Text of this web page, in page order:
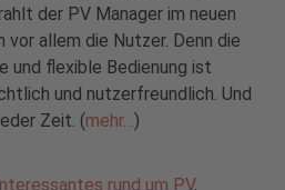
der PV Manager im neuen
vor allem die Nutzer. Denn die
und flexible Bedienung ist
und nutzerfreundlich. Und
Zeit. (mehr…)
Interessantes rund um PV,